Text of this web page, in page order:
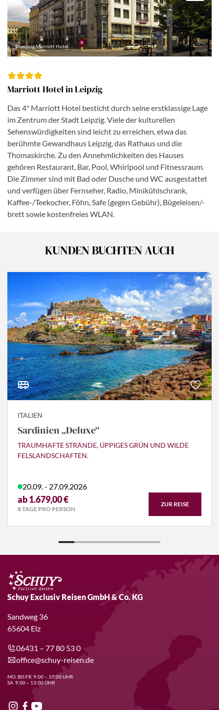
©Leipzig Marriott Hotel
Marriott Hotel in Leipzig
Das 4* Marriott Hotel besticht durch seine erstklassige Lage
im Zentrum der Stadt Leipzig. Viele der kulturellen
Sehenswürdigkeiten sind leicht zu erreichen, etwa das
berühmte Gewandhaus Leipzig, das Rathaus und die
Thomaskirche. Zu den Annehmlichkeiten des Hauses
gehören Restaurant, Bar, Pool, Whirlpool und Fitnessraum.
Die Zimmer sind mit Bad oder Dusche und WC ausgestattet
und verfügen über Fernseher, Radio, Minikühlschrank,
Kaffee-/Teekocher, Föhn, Safe (gegen Gebühr), Bügeleisen/-
brett sowie kostenfreies WLAN.
KUNDEN BUCHTEN AUCH
ITALIEN
Sardinien „Deluxe“
TRAUMHAFTE STRÄNDE, ÜPPIGES GRÜN UND WILDE
FELSLANDSCHAFTEN.
20.09. - 27.09.2026
ab 1.679,00 €
8 TAGE PRO PERSON
ZUR REISE
Schuy Exclusiv Reisen GmbH & Co. KG
Sandweg 36
65604 Elz
06431 – 77 80 53 0
office@schuy-reisen.de
MO. BIS FR. 9:00 – 17:00 UHR
SA. 9:00 – 13:00 UHR